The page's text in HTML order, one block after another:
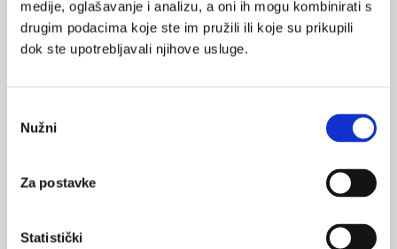
medije, oglašavanje i analizu, a oni ih mogu kombinirati s
drugim podacima koje ste im pružili ili koje su prikupili
dok ste upotrebljavali njihove usluge.
pristanka
Nužni
Za postavke
Statistički
javno zdravstvo privatno
zdravstvena usluga
zdravstvene ustanove
pacijent
POVRATAK
NA VRH